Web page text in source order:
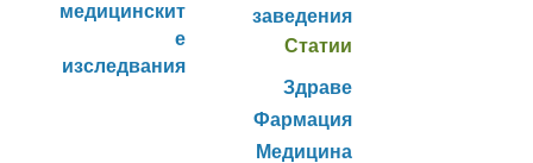
медицинскит
е
изследвания
заведения
Статии
Здраве
Фармация
Медицина